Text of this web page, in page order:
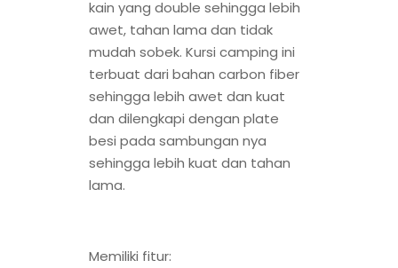
kain yang double sehingga lebih
awet, tahan lama dan tidak
mudah sobek. Kursi camping ini
terbuat dari bahan carbon fiber
sehingga lebih awet dan kuat
dan dilengkapi dengan plate
besi pada sambungan nya
sehingga lebih kuat dan tahan
lama.
Memiliki fitur: